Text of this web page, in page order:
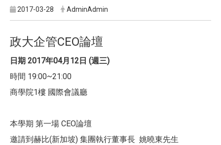
2017-03-28 AdminAdmin
政大企管CEO論壇
日期 2017年04月12日 (週三)
時間 19:00~21:00
商學院1樓 國際會議廳
本學期 第一場 CEO論壇
邀請到赫比(新加坡) 集團執行董事長 姚曉東先生